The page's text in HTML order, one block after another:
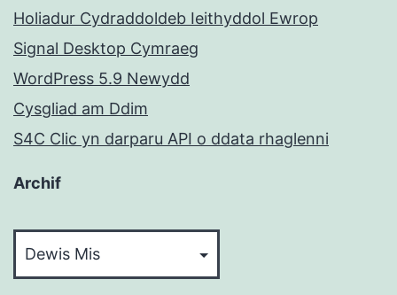
Holiadur Cydraddoldeb Ieithyddol Ewrop
Signal Desktop Cymraeg
WordPress 5.9 Newydd
Cysgliad am Ddim
S4C Clic yn darparu API o ddata rhaglenni
Archif